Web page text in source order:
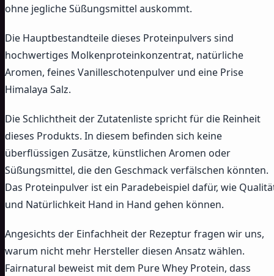
ohne jegliche Süßungsmittel auskommt.
Die Hauptbestandteile dieses Proteinpulvers sind
hochwertiges Molkenproteinkonzentrat, natürliche
Aromen, feines Vanilleschotenpulver und eine Prise
Himalaya Salz.
Die Schlichtheit der Zutatenliste spricht für die Reinheit
dieses Produkts. In diesem befinden sich keine
überflüssigen Zusätze, künstlichen Aromen oder
Süßungsmittel, die den Geschmack verfälschen könnten.
Das Proteinpulver ist ein Paradebeispiel dafür, wie
und Natürlichkeit Hand in Hand gehen können.
Angesichts der Einfachheit der Rezeptur fragen wir uns,
warum nicht mehr Hersteller diesen Ansatz wählen.
Fairnatural beweist mit dem Pure Whey Protein, dass